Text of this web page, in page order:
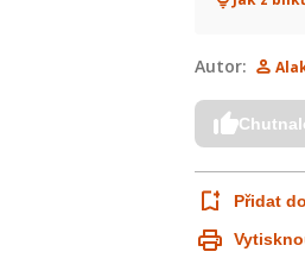
Autor:
Přidat